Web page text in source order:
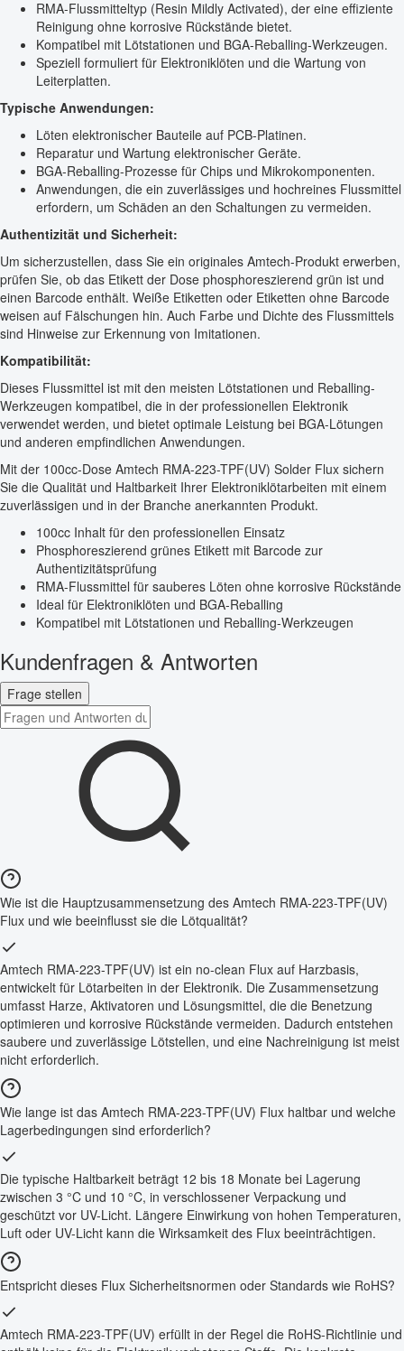
RMA-Flussmitteltyp (Resin Mildly Activated), der eine effiziente
Reinigung ohne korrosive Rückstände bietet.
Kompatibel mit Lötstationen und BGA-Reballing-Werkzeugen.
Speziell formuliert für Elektroniklöten und die Wartung von
Leiterplatten.
Typische Anwendungen:
Löten elektronischer Bauteile auf PCB-Platinen.
Reparatur und Wartung elektronischer Geräte.
BGA-Reballing-Prozesse für Chips und Mikrokomponenten.
Anwendungen, die ein zuverlässiges und hochreines Flussmittel
erfordern, um Schäden an den Schaltungen zu vermeiden.
Authentizität und Sicherheit:
Um sicherzustellen, dass Sie ein originales Amtech-Produkt erwerben,
prüfen Sie, ob das Etikett der Dose phosphoreszierend grün ist und
einen Barcode enthält. Weiße Etiketten oder Etiketten ohne Barcode
weisen auf Fälschungen hin. Auch Farbe und Dichte des Flussmittels
sind Hinweise zur Erkennung von Imitationen.
Kompatibilität:
Dieses Flussmittel ist mit den meisten Lötstationen und Reballing-
Werkzeugen kompatibel, die in der professionellen Elektronik
verwendet werden, und bietet optimale Leistung bei BGA-Lötungen
und anderen empfindlichen Anwendungen.
Mit der 100cc-Dose Amtech RMA-223-TPF(UV) Solder Flux sichern
Sie die Qualität und Haltbarkeit Ihrer Elektroniklötarbeiten mit einem
zuverlässigen und in der Branche anerkannten Produkt.
100cc Inhalt für den professionellen Einsatz
Phosphoreszierend grünes Etikett mit Barcode zur
Authentizitätsprüfung
RMA-Flussmittel für sauberes Löten ohne korrosive Rückstände
Ideal für Elektroniklöten und BGA-Reballing
Kompatibel mit Lötstationen und Reballing-Werkzeugen
Kundenfragen & Antworten
Frage stellen
Wie ist die Hauptzusammensetzung des Amtech RMA-223-TPF(UV)
Flux und wie beeinflusst sie die Lötqualität?
Amtech RMA-223-TPF(UV) ist ein no-clean Flux auf Harzbasis,
entwickelt für Lötarbeiten in der Elektronik. Die Zusammensetzung
umfasst Harze, Aktivatoren und Lösungsmittel, die die Benetzung
optimieren und korrosive Rückstände vermeiden. Dadurch entstehen
saubere und zuverlässige Lötstellen, und eine Nachreinigung ist meist
nicht erforderlich.
Wie lange ist das Amtech RMA-223-TPF(UV) Flux haltbar und welche
Lagerbedingungen sind erforderlich?
Die typische Haltbarkeit beträgt 12 bis 18 Monate bei Lagerung
zwischen 3 °C und 10 °C, in verschlossener Verpackung und
geschützt vor UV-Licht. Längere Einwirkung von hohen Temperaturen,
Luft oder UV-Licht kann die Wirksamkeit des Flux beeinträchtigen.
Entspricht dieses Flux Sicherheitsnormen oder Standards wie RoHS?
Amtech RMA-223-TPF(UV) erfüllt in der Regel die RoHS-Richtlinie und